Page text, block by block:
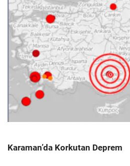
Karaman’da Korkutan Deprem